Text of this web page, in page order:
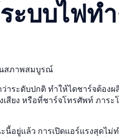
ะบบไฟท
นสภาพสมบูรณ์
าระดับปกติ ทำให้ไดชาร์จต้อง
สียง หรือที่ชาร์จโทรศัพท์ ภาระ
อยู่แล้ว การเปิดแอร์แรงสุดไม่